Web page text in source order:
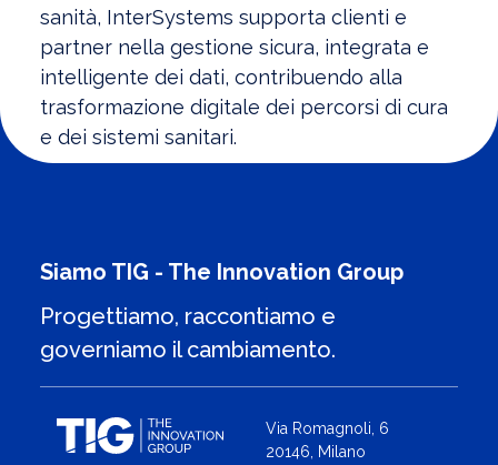
sanità, InterSystems supporta clienti e
partner nella gestione sicura, integrata e
intelligente dei dati, contribuendo alla
trasformazione digitale dei percorsi di cura
e dei sistemi sanitari.
Siamo TIG - The Innovation Group
Progettiamo, raccontiamo e
governiamo il cambiamento.
Via Romagnoli, 6
20146, Milano